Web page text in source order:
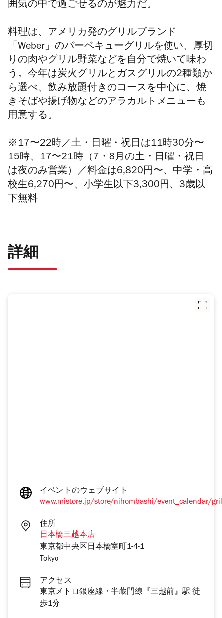
囲気の中で過ごせるのが魅力だ。
料理は、アメリカ発のグリルブランド
「Weber」のバーベキューグリルを使い、厚切
りの肉やグリル野菜などを自分で焼いて味わ
う。今年は炭火グリルとガスグリルの2種類か
ら選べ、飲み放題付きのコースを中心に、焼
きそばや揚げ物などのアラカルトメニューも
用意する。
※17〜22時／土・日曜・祝日は11時30分〜
15時、17〜21時（7・8月の土・日曜・祝日
は夜のみ営業）／ 料金は6,820円〜、中学・高
校生6,270円〜、 小学生以下3,300円、3歳以
下無料
詳細
イベントのウェブサイト
www.mistore.jp/store/nihombashi/event_calendar/
住所
日本橋三越本店
東京都中央区日本橋室町1-4-1
Tokyo
アクセス
東京メトロ銀座線・半蔵門線『三越前』駅 徒
歩1分